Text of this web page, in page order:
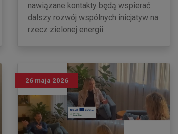
nawiązane kontakty będą wspierać
dalszy rozwój wspólnych inicjatyw na
rzecz zielonej energii.
26 maja 2026